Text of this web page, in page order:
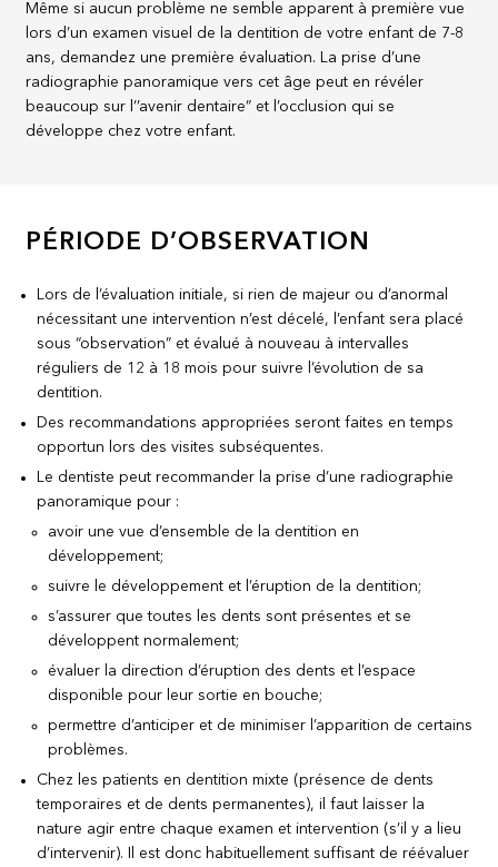
Même si aucun problème ne semble apparent à première vue
lors d’un examen visuel de la dentition de votre enfant de 7-8
ans, demandez une première évaluation. La prise d’une
radiographie panoramique vers cet âge peut en révéler
beaucoup sur l’’avenir dentaire” et l’occlusion qui se
développe chez votre enfant.
PÉRIODE D’OBSERVATION
Lors de l’évaluation initiale, si rien de majeur ou d’anormal
nécessitant une intervention n’est décelé, l’enfant sera placé
sous “observation” et évalué à nouveau à intervalles
réguliers de 12 à 18 mois pour suivre l’évolution de sa
dentition.
Des recommandations appropriées seront faites en temps
opportun lors des visites subséquentes.
Le dentiste peut recommander la prise d’une radiographie
panoramique pour :
avoir une vue d’ensemble de la dentition en
développement;
suivre le développement et l’éruption de la dentition;
s’assurer que toutes les dents sont présentes et se
développent normalement;
évaluer la direction d’éruption des dents et l’espace
disponible pour leur sortie en bouche;
permettre d’anticiper et de minimiser l’apparition de certains
problèmes.
Chez les patients en dentition mixte (présence de dents
temporaires et de dents permanentes), il faut laisser la
nature agir entre chaque examen et intervention (s’il y a lieu
d’intervenir). Il est donc habituellement suffisant de réévaluer